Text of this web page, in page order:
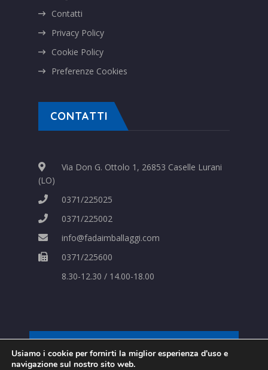
Contatti
Privacy Policy
Cookie Policy
Preferenze Cookies
CONTATTI
Via Don G. Ottolo 1, 26853 Caselle Lurani
(LO)
0371/225025
0371/225002
info@fadaimballaggi.com
0371/225600
8.30-12.30 / 14.00-18.00
Strategie Digitali Innovea
Usiamo i cookie per fornirti la miglior esperienza d'uso e
navigazione sul nostro sito web.